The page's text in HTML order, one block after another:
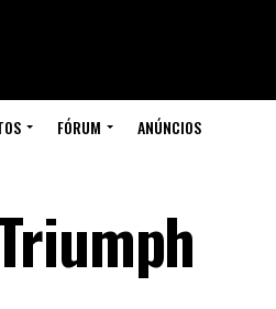
FÓRUM ANÚNCIOS